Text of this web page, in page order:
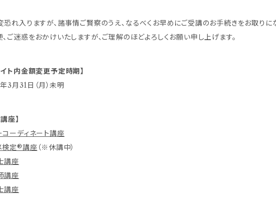
れ入りますが、諸事情ご賢察のうえ、なるべくお早めにご受講のお手続きをお取りに
、ご迷惑をおかけいたしますが、ご理解のほどよろしくお願い申し上げます。
イト内金額変更予定時期】
3月31日（月）未明
座】
コーディネート講座
検定®講座 （※休講中）
講座
講座
講座